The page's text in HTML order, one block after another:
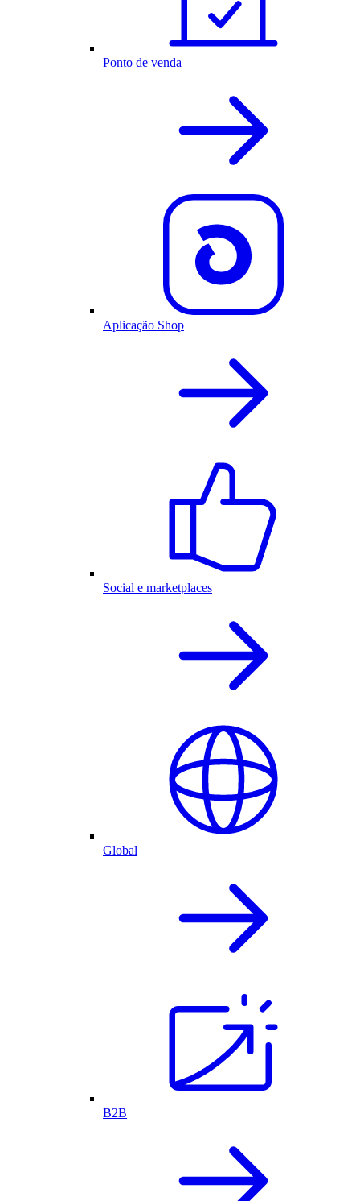
Ponto de venda
Aplicação Shop
Social e marketplaces
Global
B2B